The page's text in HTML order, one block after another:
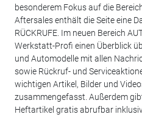
besonderem Fokus auf die
Aftersales enthält die Seite eine
RÜCKRUFE. Im neuen Bereich
Werkstatt-Profi einen Überblick
und Automodelle mit allen
sowie Rückruf- und
wichtigen Artikel, Bilder und
zusammengefasst. Außerdem
Heftartikel gratis abrufbar